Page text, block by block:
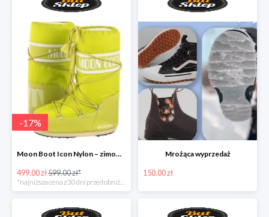
-17%
Moon Boot Icon Nylon – zimowe śniegowce dla dzieci
499.00 zł599.00 zł*
Mrożąca wyprzedaż
150.00 zł